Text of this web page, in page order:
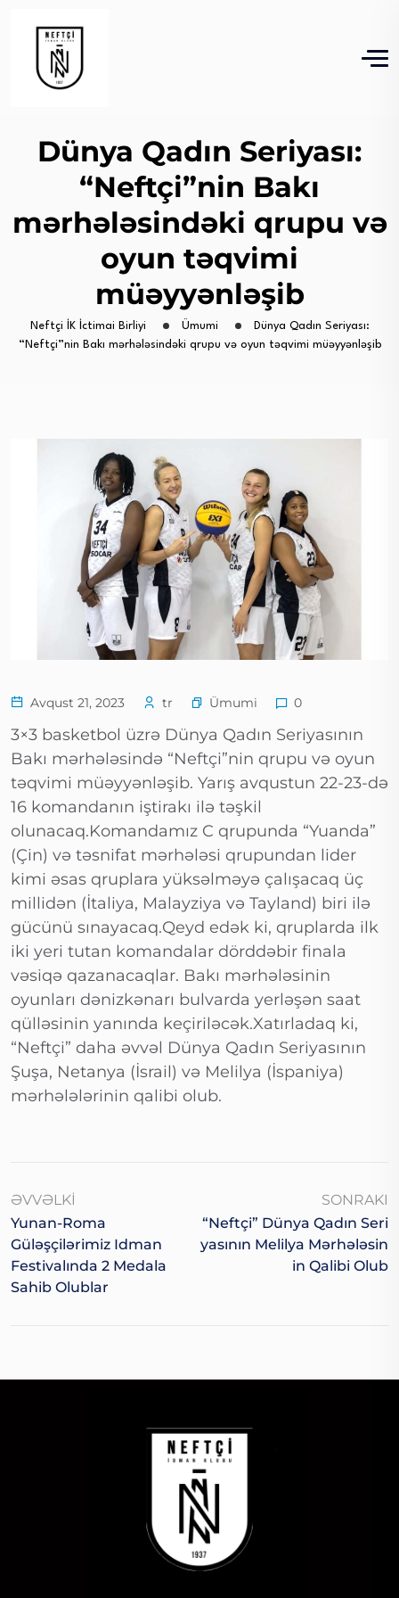
Dünya Qadın Seriyası:
“Neftçi”nin Bakı
mərhələsindəki qrupu və
oyun təqvimi
müəyyənləşib
Neftçi İK İctimai Birliyi Ümumi
Dünya Qadın Seriyası:
“Neftçi”nin Bakı mərhələsindəki qrupu və oyun təqvimi müəyyənləşib
Avqust 21, 2023 tr Ümumi 0
3×3 basketbol üzrə Dünya Qadın Seriyasının
Bakı mərhələsində “Neftçi”nin qrupu və oyun
təqvimi müəyyənləşib. Yarış avqustun 22-23-də
16 komandanın iştirakı ilə təşkil
olunacaq.Komandamız C qrupunda “Yuanda”
(Çin) və təsnifat mərhələsi qrupundan lider
kimi əsas qruplara yüksəlməyə çalışacaq üç
millidən (İtaliya, Malayziya və Tayland) biri ilə
gücünü sınayacaq.Qeyd edək ki, qruplarda ilk
iki yeri tutan komandalar dörddəbir finala
vəsiqə qazanacaqlar. Bakı mərhələsinin
oyunları dənizkənarı bulvarda yerləşən saat
qülləsinin yanında keçiriləcək.Xatırladaq ki,
“Neftçi” daha əvvəl Dünya Qadın Seriyasının
Şuşa, Netanya (İsrail) və Melilya (İspaniya)
mərhələlərinin qalibi olub.
ƏVVƏLKI
Yunan-Roma
Güləşçilərimiz Idman
Festivalında 2 Medala
Sahib Olublar
SONRAKI
“Neftçi” Dünya Qadın Seri
Yasının Melilya Mərhələsin
In Qalibi Olub